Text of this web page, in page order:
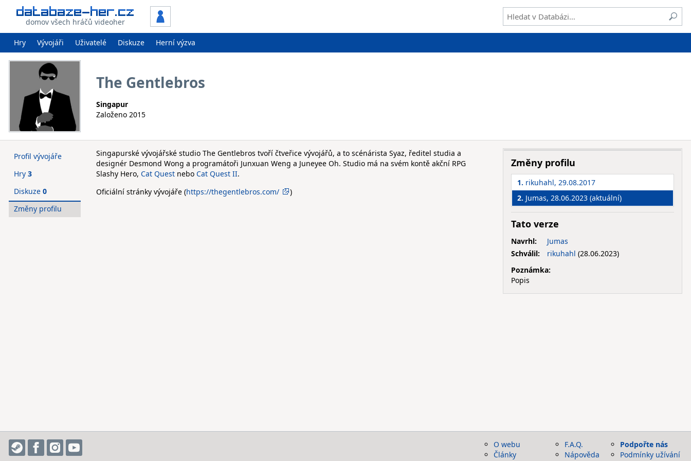
domov všech hráčů videoher
Hry Vývojáři Uživatelé Diskuze Herní výzva
The Gentlebros
Singapur
Založeno 2015
Singapurské vývojářské studio The Gentlebros tvoří čtveřice vývojářů, a to scénárista Syaz, ředitel studia a
designér Desmond Wong a programátoři Junxuan Weng a Juneyee Oh. Studio má na svém kontě akční RPG
Slashy Hero, Cat Quest nebo Cat Quest II.
Oficiální stránky vývojáře (https://thegentlebros.com/ )
Profil vývojáře
Hry 3
Diskuze 0
Změny profilu
Změny profilu
1. rikuhahl, 29.08.2017
2. Jumas, 28.06.2023 (aktuální)
Tato verze
Navrhl:
Jumas
Schválil:
rikuhahl (28.06.2023)
Poznámka:
Popis
O webu
Články
F.A.Q.
Nápověda
Podpořte nás
Podmínky užívání